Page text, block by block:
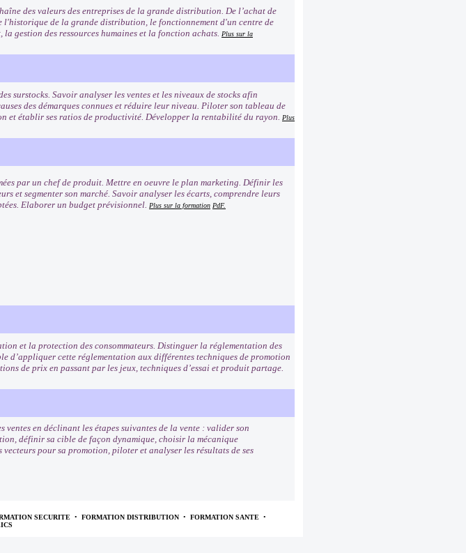
des valeurs des entreprises de la grande distribution. De l’achat de
de la grande distribution, le fonctionnement d'un centre de
gestion des ressources humaines et la fonction achats. Plus sur la
surstocks. Savoir analyser les ventes et les niveaux de stocks afin
des démarques connues et réduire leur niveau. Piloter son tableau de
et établir ses ratios de productivité. Développer la rentabilité du rayon. Plus
par un chef de produit. Mettre en oeuvre le plan marketing. Définir les
et segmenter son marché. Savoir analyser les écarts, comprendre leurs
Elaborer un budget prévisionnel. Plus sur la formation PdF.
et la protection des consommateurs. Distinguer la réglementation des
d’appliquer cette réglementation aux différentes techniques de promotion
de prix en passant par les jeux, techniques d’essai et produit partage.
ventes en déclinant les étapes suivantes de la vente : valider son
définir sa cible de façon dynamique, choisir la mécanique
pour sa promotion, piloter et analyser les résultats de ses
SECURITE • FORMATION DISTRIBUTION • FORMATION SANTE •